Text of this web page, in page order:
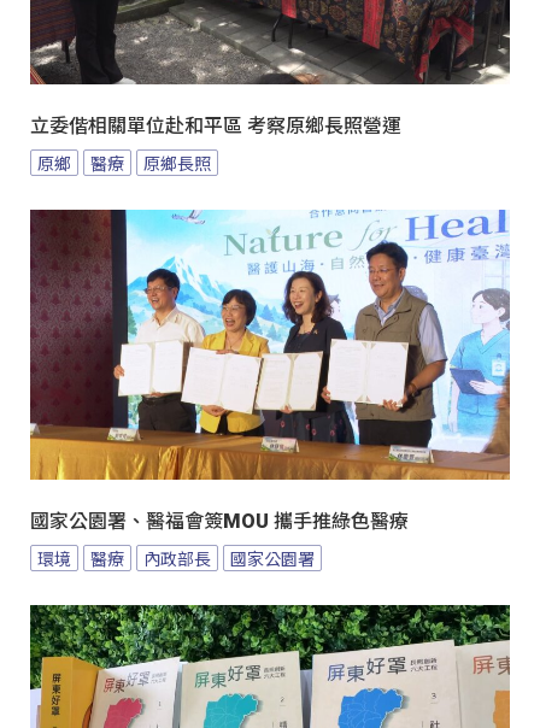
立委偕相關單位赴和平區 考察原鄉長照營運
原鄉 醫療 原鄉長照
國家公園署、醫福會簽MOU 攜手推綠色醫療
環境 醫療 內政部長 國家公園署